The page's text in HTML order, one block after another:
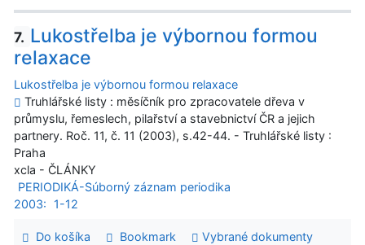
7. Lukostřelba je výbornou formou
relaxace
Lukostřelba je výbornou formou relaxace
Truhlářské listy : měsíčník pro zpracovatele dřeva v
průmyslu, řemeslech, pilařství a stavebnictví ČR a jejich
partnery. Roč. 11, č. 11 (2003), s.42-44. - Truhlářské listy :
Praha
xcla - ČLÁNKY
PERIODIKÁ-Súborný záznam periodika
2003:
1-12
Do košíka Bookmark Vybrané dokumenty